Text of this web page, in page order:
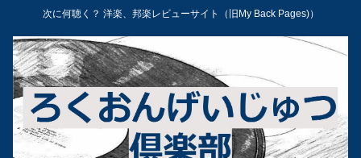
次に何聴く？ 洋楽、邦楽レビューサイト（旧My Back Pages)）